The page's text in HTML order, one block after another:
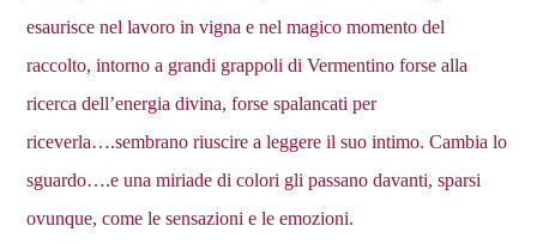
esaurisce nel lavoro in vigna e nel magico momento del
raccolto, intorno a grandi grappoli di Vermentino forse alla
ricerca dell’energia divina, forse spalancati per
riceverla….sembrano riuscire a leggere il suo intimo. Cambia lo
sguardo….e una miriade di colori gli passano davanti, sparsi
ovunque, come le sensazioni e le emozioni.